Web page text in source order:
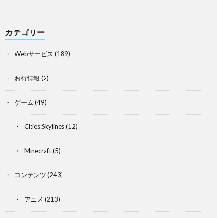
カテゴリー
Webサービス (189)
お得情報 (2)
ゲーム (49)
Cities:Skylines(12)
Minecraft(5)
コンテンツ (243)
アニメ (213)